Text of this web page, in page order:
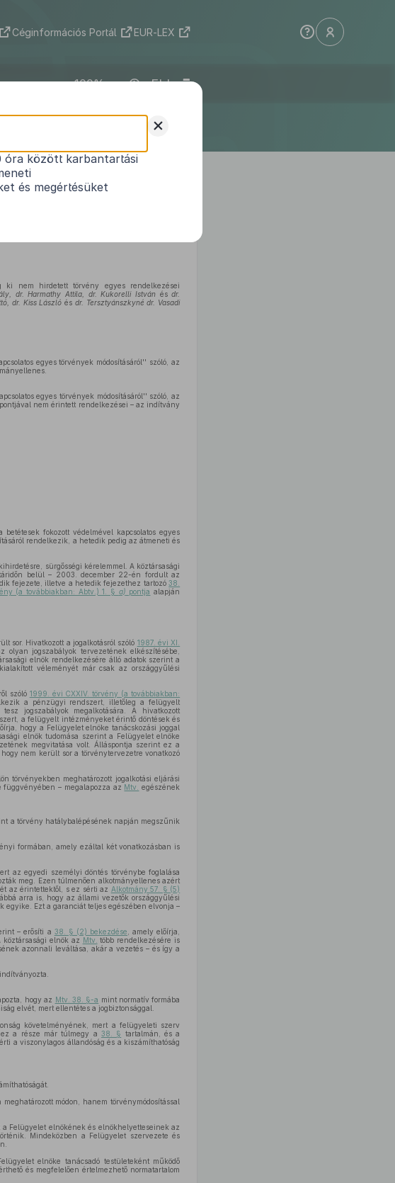
Céginformációs Portál EUR-LEX
ELI
1
ki nem hirdetett törvény egyes rendelkezései
dr. Harmathy Attila, dr. Kukorelli Istvánésdr.
dr. Kiss László és dr. Tersztyánszkyné dr. Vasadi
egyes törvények módosításáról'' szóló, az
egyes törvények módosításáról'' szóló, az
nem érintett rendelkezései – az indítvány
fokozott védelmével kapcsolatos egyes
rendelkezik, a hetedik pedig az átmeneti és
sürgősségi kérelemmel. A köztársasági
belül – 2003. december 22-én fordult az
fejezete, illetve a hetedik fejezethez tartozó38.
(a továbbiakban: Abtv.) 1. § a) pontja alapján
sor. Hivatkozott a jogalkotásról szóló 1987. évi XI.
jogszabályok tervezetének elkészítésébe,
elnök rendelkezésére álló adatok szerint a
véleményét már csak az országgyűlési
szóló 1999. évi CXXIV. törvény (a továbbiakban:
a pénzügyi rendszert, illetőleg a felügyelt
jogszabályok megalkotására. A hivatkozott
a felügyelt intézményeket érintő döntések és
hogy a Felügyelet elnöke tanácskozási joggal
elnök tudomása szerint a Felügyelet elnöke
megvitatása volt. Álláspontja szerint ez a
nem került sor a törvénytervezetre vonatkozó
törvényekben meghatározott jogalkotási eljárási
függvényében – megalapozza az Mtv.
egészének
a törvény hatálybalépésének napján megszűnik
formában, amely ezáltal két vonatkozásban is
az egyedi személyi döntés törvénybe foglalása
meg. Ezen túlmenően alkotmányellenes azért
az érintettektől, s ez sérti az Alkotmány 57. § (5)
arra is, hogy az állami vezetők országgyűlési
egyike. Ezt a garanciát teljes egészében elvonja –
– erősíti a 38. § (2) bekezdése , amely előírja,
elnök az Mtv. több rendelkezésére is
azonnali leváltása, akár a vezetés – és így a
hogy az Mtv. 38. §-a mint normatív formába
elvét, mert ellentétes a jogbiztonsággal.
követelményének, mert a felügyeleti szerv
ez a része már túlmegy a 38. § tartalmán, és a
a viszonylagos állandóság és a kiszámíthatóság
módon, hanem törvénymódosítással
Felügyelet elnökének és elnökhelyetteseinek az
Mindeközben a Felügyelet szervezete és
elnöke tanácsadó testületeként működő
és megfelelően értelmezhető normatartalom
+
óra között karbantartási
és megértésüket